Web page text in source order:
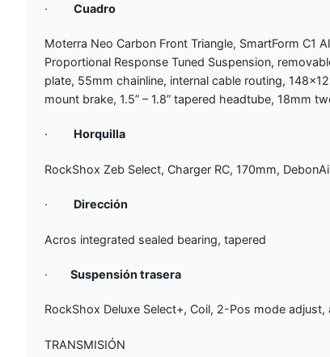
·Cuadro
Moterra Neo Carbon Front Triangle, SmartForm C1
Proportional Response Tuned Suspension,
plate, 55mm chainline, internal cable routing,
mount brake, 1.5” – 1.8” tapered headtube, 18mm
· Horquilla
RockShox Zeb Select, Charger RC, 170mm,
· Dirección
Acros integrated sealed bearing, tapered
·Suspensión trasera
RockShox Deluxe Select+, Coil, 2-Pos mode adjust,
TRANSMISIÓN